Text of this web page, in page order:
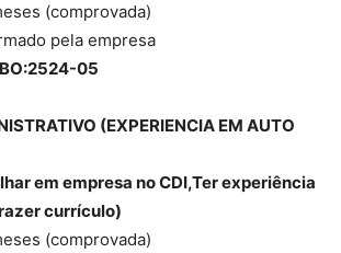
(comprovada)
pela empresa
05
(EXPERIENCIA EM AUTO
em empresa no CDI,Ter experiência
currículo)
(comprovada)